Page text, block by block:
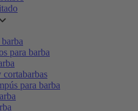
para barba
cortabarbas
para barba